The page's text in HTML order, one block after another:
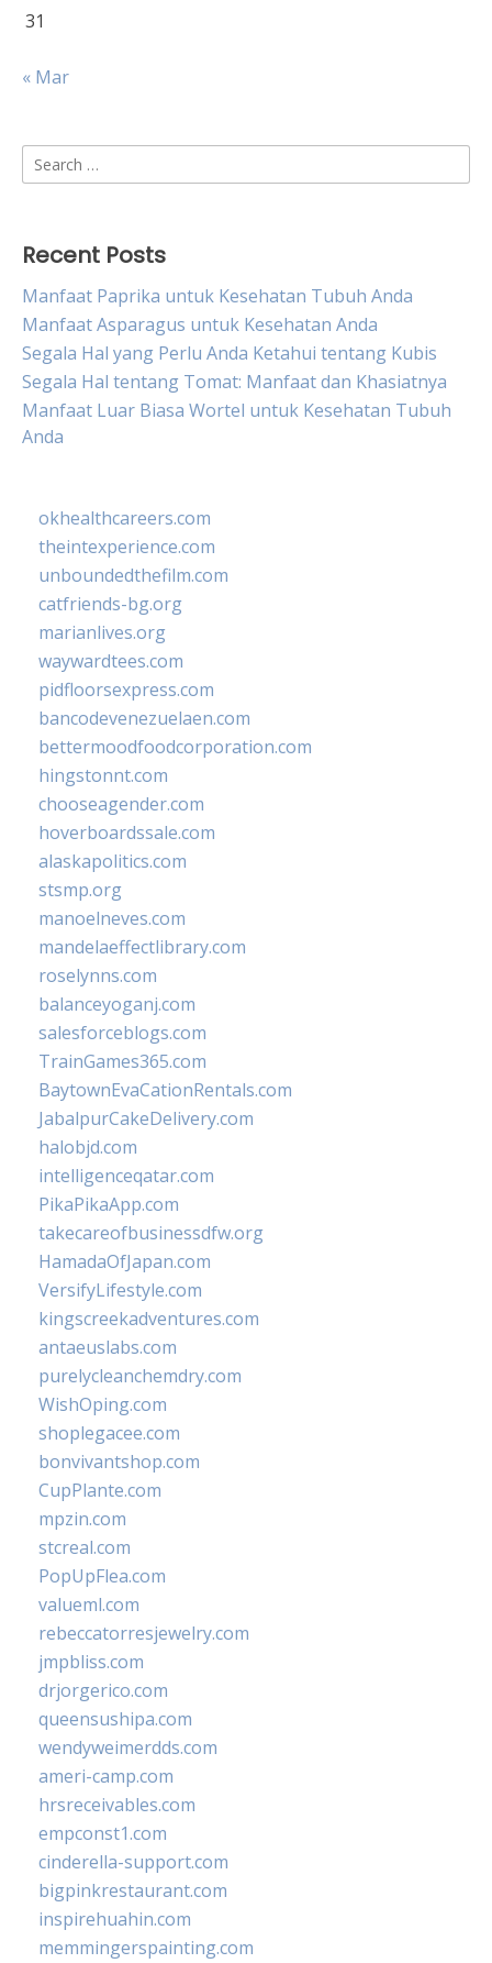
31
« Mar
Search
for:
Recent Posts
Manfaat Paprika untuk Kesehatan Tubuh Anda
Manfaat Asparagus untuk Kesehatan Anda
Segala Hal yang Perlu Anda Ketahui tentang Kubis
Segala Hal tentang Tomat: Manfaat dan Khasiatnya
Manfaat Luar Biasa Wortel untuk Kesehatan Tubuh
Anda
okhealthcareers.com
theintexperience.com
unboundedthefilm.com
catfriends-bg.org
marianlives.org
waywardtees.com
pidfloorsexpress.com
bancodevenezuelaen.com
bettermoodfoodcorporation.com
hingstonnt.com
chooseagender.com
hoverboardssale.com
alaskapolitics.com
stsmp.org
manoelneves.com
mandelaeffectlibrary.com
roselynns.com
balanceyoganj.com
salesforceblogs.com
TrainGames365.com
BaytownEvaCationRentals.com
JabalpurCakeDelivery.com
halobjd.com
intelligenceqatar.com
PikaPikaApp.com
takecareofbusinessdfw.org
HamadaOfJapan.com
VersifyLifestyle.com
kingscreekadventures.com
antaeuslabs.com
purelycleanchemdry.com
WishOping.com
shoplegacee.com
bonvivantshop.com
CupPlante.com
mpzin.com
stcreal.com
PopUpFlea.com
valueml.com
rebeccatorresjewelry.com
jmpbliss.com
drjorgerico.com
queensushipa.com
wendyweimerdds.com
ameri-camp.com
hrsreceivables.com
empconst1.com
cinderella-support.com
bigpinkrestaurant.com
inspirehuahin.com
memmingerspainting.com